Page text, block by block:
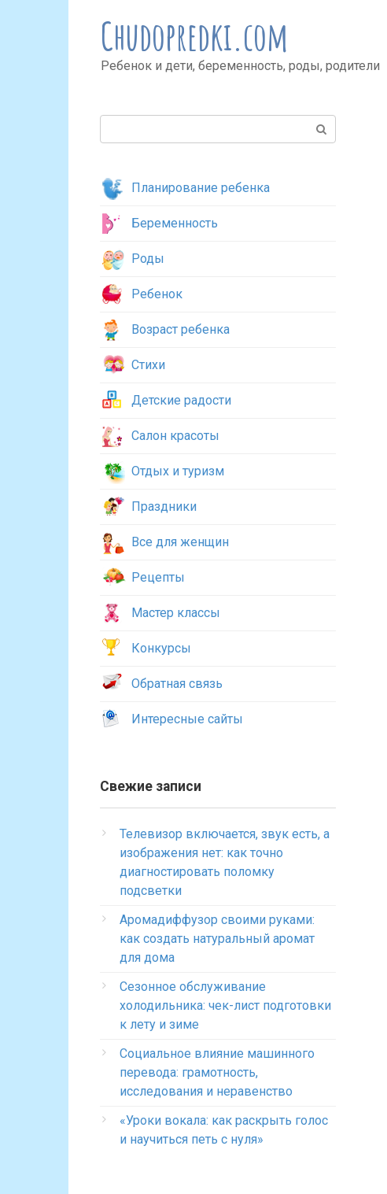
Chudopredki.com
Ребенок и дети, беременность, роды, родители
Планирование ребенка
Беременность
Роды
Ребенок
Возраст ребенка
Стихи
Детские радости
Салон красоты
Отдых и туризм
Праздники
Все для женщин
Рецепты
Мастер классы
Конкурсы
Обратная связь
Интересные сайты
Свежие записи
Телевизор включается, звук есть, а
изображения нет: как точно
диагностировать поломку
подсветки
Аромадиффузор своими руками:
как создать натуральный аромат
для дома
Сезонное обслуживание
холодильника: чек-лист подготовки
к лету и зиме
Социальное влияние машинного
перевода: грамотность,
исследования и неравенство
«Уроки вокала: как раскрыть голос
и научиться петь с нуля»